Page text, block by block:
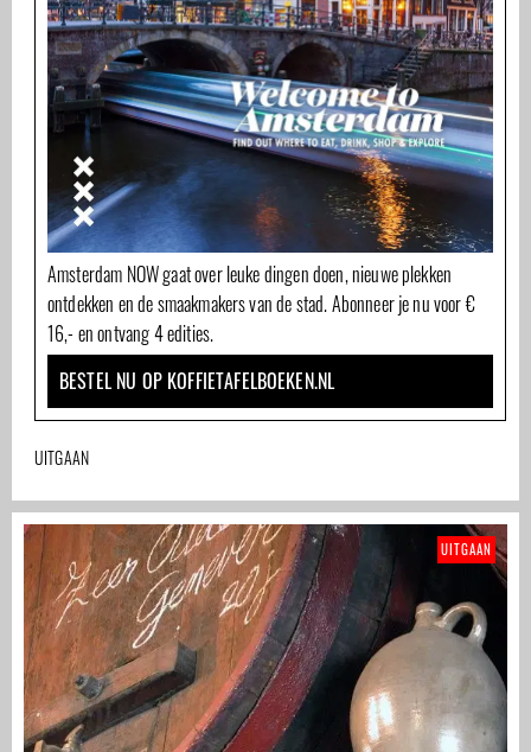
Amsterdam NOW gaat over leuke dingen doen, nieuwe plekken
ontdekken en de smaakmakers van de stad. Abonneer je nu voor €
16,- en ontvang 4 edities.
BESTEL NU OP KOFFIETAFELBOEKEN.NL
UITGAAN
UITGAAN